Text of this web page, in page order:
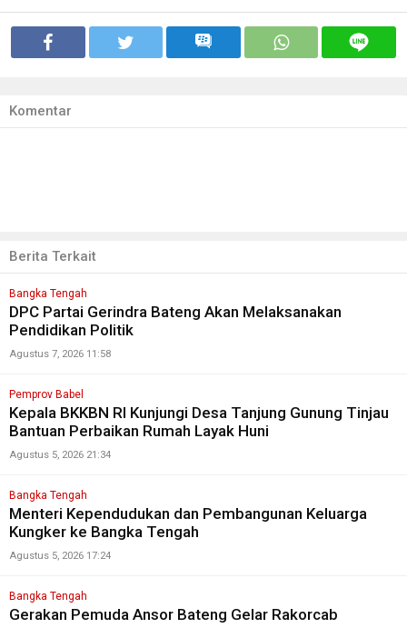
Komentar
Berita Terkait
Bangka Tengah
DPC Partai Gerindra Bateng Akan Melaksanakan
Pendidikan Politik
Agustus 7, 2026 11:58
Pemprov Babel
Kepala BKKBN RI Kunjungi Desa Tanjung Gunung Tinjau
Bantuan Perbaikan Rumah Layak Huni
Agustus 5, 2026 21:34
Bangka Tengah
Menteri Kependudukan dan Pembangunan Keluarga
Kungker ke Bangka Tengah
Agustus 5, 2026 17:24
Bangka Tengah
Gerakan Pemuda Ansor Bateng Gelar Rakorcab